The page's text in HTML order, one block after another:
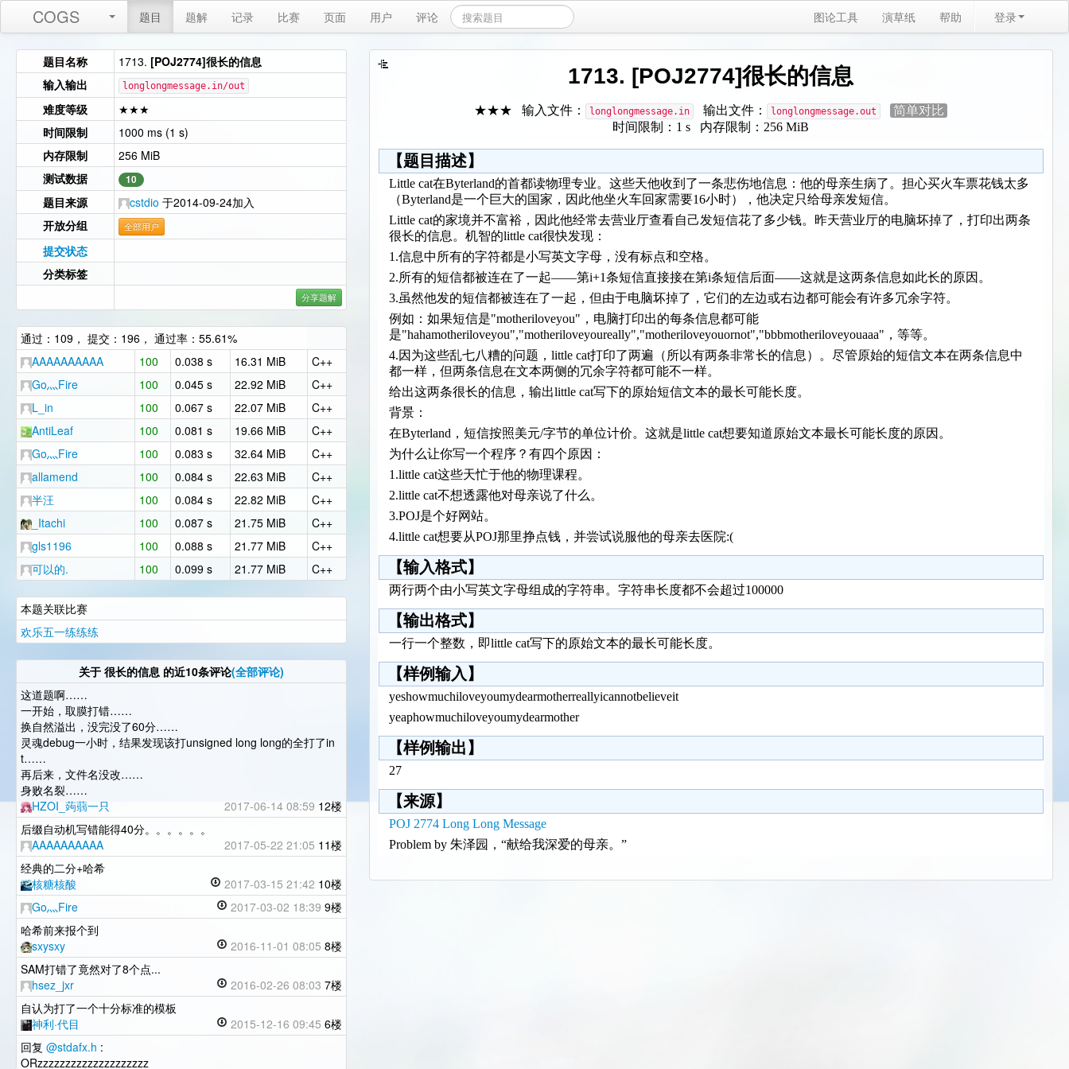
COGS 题目 题解 记录 比赛 页面 用户 评论 图论工具 演草纸 帮助 登录
题目名称 1713. [POJ2774]很长的信息
输入输出
longlongmessage.in/out
难度等级
★★★
时间限制
1000 ms (1 s)
内存限制
256 MiB
测试数据
10
题目来源 cstdio 于2014-09-24加入
开放分组
全部用户
提交状态
分类标签
分享题解
通过：109， 提交：196， 通过率：55.61%
AAAAAAAAAA
100 0.038 s 16.31 MiB
C++
Go灬Fire
100 0.045 s 22.92 MiB
C++
L_in
100 0.067 s 22.07 MiB
C++
AntiLeaf
100 0.081 s 19.66 MiB
C++
Go灬Fire
100 0.083 s 32.64 MiB
C++
allamend
100 0.084 s 22.63 MiB
C++
半汪
100 0.084 s 22.82 MiB
C++
_Itachi
100 0.087 s 21.75 MiB
C++
gls1196
100 0.088 s 21.77 MiB
C++
可以的.
100 0.099 s 21.77 MiB C++
本题关联比赛
欢乐五一练练练
关于 很长的信息 的近10条评论(全部评论)
这道题啊……
一开始，取膜打错……
换自然溢出，没完没了60分……
灵魂debug一小时，结果发现该打unsigned long long的全打了in
t……
再后来，文件名没改……
身败名裂……
HZOI_蒟蒻一只
2017-06-14 08:59 12楼
后缀自动机写错能得40分。。。。。。
AAAAAAAAAA
2017-05-22 21:05 11楼
经典的二分+哈希
核糖核酸
2017-03-15 21:42 10楼
Go灬Fire
2017-03-02 18:39 9楼
哈希前来报个到
sxysxy
2016-11-01 08:05 8楼
SAM打错了竟然对了8个点...
hsez_jxr
2016-02-26 08:03 7楼
自认为打了一个十分标准的模板
神利·代目
2015-12-16 09:45 6楼
回复 @stdafx.h :
ORzzzzzzzzzzzzzzzzzzzz
1713. [POJ2774]很长的信息
★★★ 输入文件： longlongmessage.in 输出文件： longlongmessage.out
简单对比
时间限制：1 s 内存限制：256 MiB
【题目描述】
Little cat在Byterland的首都读物理专业。这些天他收到了一条悲伤地信息：他的母亲生病了。担心买火车票花钱太多
（Byterland是一个巨大的国家，因此他坐火车回家需要16小时），他决定只给母亲发短信。
Little cat的家境并不富裕，因此他经常去营业厅查看自己发短信花了多少钱。昨天营业厅的电脑坏掉了，打印出两条
很长的信息。机智的little cat很快发现：
1.信息中所有的字符都是小写英文字母，没有标点和空格。
2.所有的短信都被连在了一起——第i+1条短信直接接在第i条短信后面——这就是这两条信息如此长的原因。
3.虽然他发的短信都被连在了一起，但由于电脑坏掉了，它们的左边或右边都可能会有许多冗余字符。
例如：如果短信是"motheriloveyou"，电脑打印出的每条信息都可能
是"hahamotheriloveyou","motheriloveyoureally","motheriloveyouornot","bbbmotheriloveyouaaa"，等等。
4.因为这些乱七八糟的问题，little cat打印了两遍（所以有两条非常长的信息）。尽管原始的短信文本在两条信息中
都一样，但两条信息在文本两侧的冗余字符都可能不一样。
给出这两条很长的信息，输出little cat写下的原始短信文本的最长可能长度。
背景：
在Byterland，短信按照美元/字节的单位计价。这就是little cat想要知道原始文本最长可能长度的原因。
为什么让你写一个程序？有四个原因：
1.little cat这些天忙于他的物理课程。
2.little cat不想透露他对母亲说了什么。
3.POJ是个好网站。
4.little cat想要从POJ那里挣点钱，并尝试说服他的母亲去医院:(
【输入格式】
两行两个由小写英文字母组成的字符串。字符串长度都不会超过100000
【输出格式】
一行一个整数，即little cat写下的原始文本的最长可能长度。
【样例输入】
yeshowmuchiloveyoumydearmotherreallyicannotbelieveit
yeaphowmuchiloveyoumydearmother
【样例输出】
27
【来源】
POJ 2774 Long Long Message
Problem by 朱泽园，“献给我深爱的母亲。”